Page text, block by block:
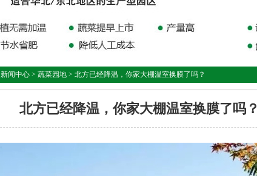
新闻中心 > 蔬菜园地 > 北方已经降温，你家大棚温室换膜了吗？
北方已经降温，你家大棚温室换膜了吗？